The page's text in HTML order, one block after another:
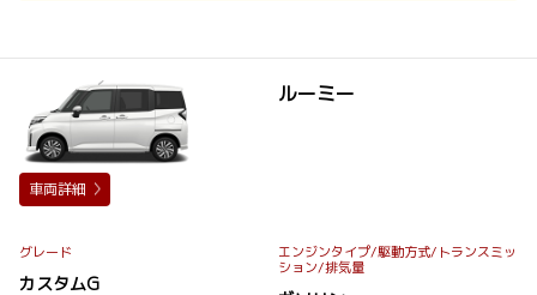
ルーミー
車両詳細
グレード
カスタムG
エンジンタイプ/駆動方式/ トランスミッ
ション/排気量